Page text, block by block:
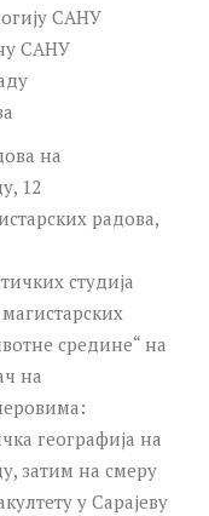
САНУ
САНУ
на
12
радова,
студија
средине“ на
на
географија на
затим на смеру
у Сарајеву